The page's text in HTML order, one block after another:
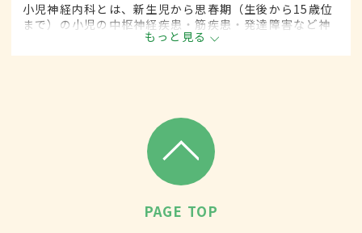
小児神経内科とは、新生児から思春期（生後から15歳位
まで）の小児の中枢神経疾患・筋疾患・発達障害など神
経疾患を専門的に取り扱う内科の一領域です。平成20年
4月の制度改正前は、小児神経科と呼ばれていました。
もっと見る
PAGE TOP